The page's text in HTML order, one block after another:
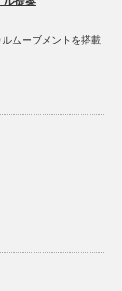
ムーブメントを搭載